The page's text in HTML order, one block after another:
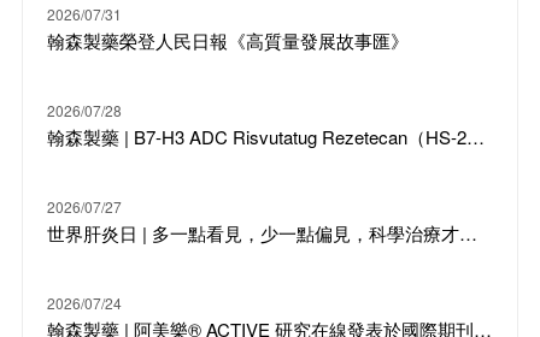
2026/07/31
翰森製藥榮登人民日報《高質量發展故事匯》
2026/07/28
翰森製藥 | B7-H3 ADC Risvutatug Rezetecan（HS-20093）骨肉瘤III期臨床ARTEMIS-011達到IRC-PFS主要終點
2026/07/27
世界肝炎日 | 多一點看見，少一點偏見，科學治療才是打敗乙肝的最強答案
2026/07/24
翰森製藥 | 阿美樂® ACTIVE 研究在線發表於國際期刊 JTO